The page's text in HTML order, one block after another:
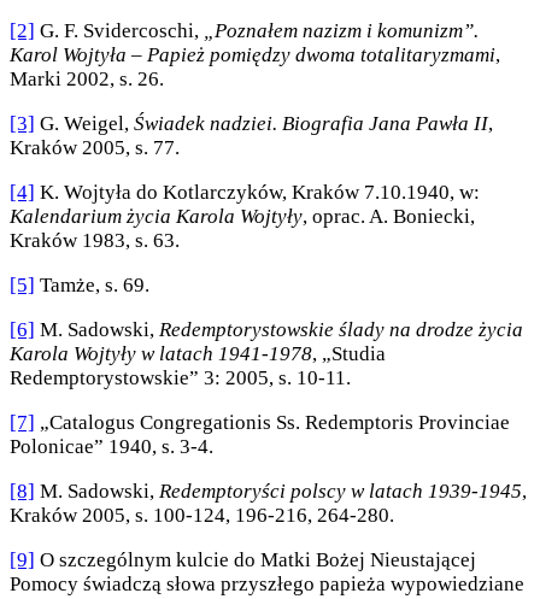
[2] G. F. Svidercoschi, „Poznałem nazizm i komunizm”.
Karol Wojtyła – Papież pomiędzy dwoma totalitaryzmami,
Marki 2002, s. 26.
[3] G. Weigel, Świadek nadziei. Biografia Jana Pawła II,
Kraków 2005, s. 77.
[4] K. Wojtyła do Kotlarczyków, Kraków 7.10.1940, w:
Kalendarium życia Karola Wojtyły, oprac. A. Boniecki,
Kraków 1983, s. 63.
[5] Tamże, s. 69.
[6] M. Sadowski, Redemptorystowskie ślady na drodze życia
Karola Wojtyły w latach 1941-1978, „Studia
Redemptorystowskie” 3: 2005, s. 10-11.
[7] „Catalogus Congregationis Ss. Redemptoris Provinciae
Polonicae” 1940, s. 3-4.
[8] M. Sadowski, Redemptoryści polscy w latach 1939-1945,
Kraków 2005, s. 100-124, 196-216, 264-280.
[9] O szczególnym kulcie do Matki Bożej Nieustającej
Pomocy świadczą słowa przyszłego papieża wypowiedziane